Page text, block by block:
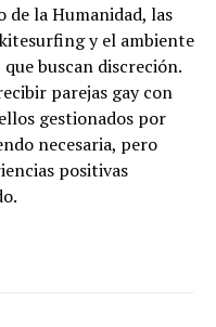
de la Humanidad, las
y el ambiente
buscan discreción.
parejas gay con
gestionados por
necesaria, pero
positivas